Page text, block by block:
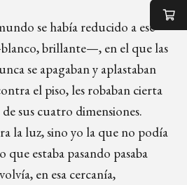
se había reducido a ese
brillante—, en el que las
se apagaban y aplastaban
el piso, les robaban cierta
sus cuatro dimensiones.
la luz, sino yo la que no podía
estaba pasando pasaba
en esa cercanía,